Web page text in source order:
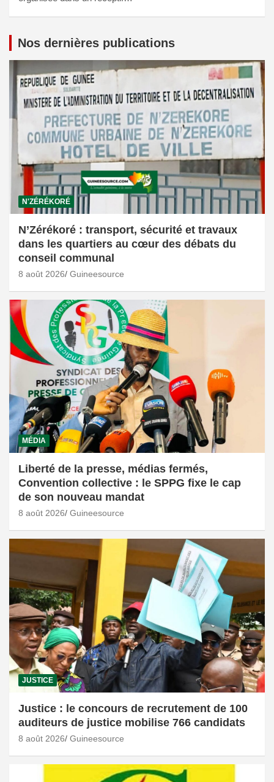
Nos dernières publications
N'ZÉRÉKORÉ
N’Zérékoré : transport, sécurité et travaux
dans les quartiers au cœur des débats du
conseil communal
8 août 2026 Guineesource
MÉDIA
Liberté de la presse, médias fermés,
Convention collective : le SPPG fixe le cap
de son nouveau mandat
8 août 2026 Guineesource
JUSTICE
Justice : le concours de recrutement de 100
auditeurs de justice mobilise 766 candidats
8 août 2026 Guineesource